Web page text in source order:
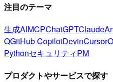
注目のテーマ
生成AIMCPChatGPTClaude
QGitHub CopilotDevinCursor
PythonセキュリティPM
プロダクトやサービスで探す